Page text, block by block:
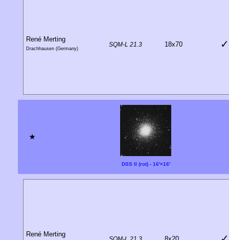
René Merting
Drachhausen (Germany)
SQM-L 21.3 18x70 ✓
★
DSS II (rot) - 16'×16'
René Merting
SQM-L 21.3